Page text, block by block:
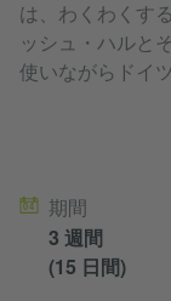
は、わくわくす
ッシュ・ハルと
使いながらドイ
Kursdetails
期間
3 週間
(15 日間)